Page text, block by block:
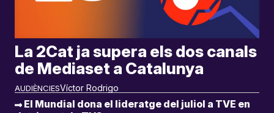
AUDIÈNCIES
La 2Cat ja supera els dos canals
de Mediaset a Catalunya
Víctor Rodrigo
El Mundial dona el lideratge del juliol a TVE en